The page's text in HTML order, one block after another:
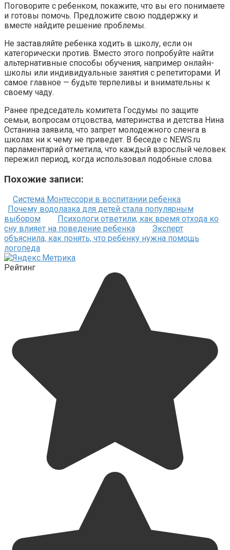
Поговорите с ребенком, покажите, что вы его понимаете
и готовы помочь. Предложите свою поддержку и
вместе найдите решение проблемы.
Не заставляйте ребенка ходить в школу, если он
категорически против. Вместо этого попробуйте найти
альтернативные способы обучения, например онлайн-
школы или индивидуальные занятия с репетиторами. И
самое главное — будьте терпеливы и внимательны к
своему чаду.
Ранее председатель комитета Госдумы по защите
семьи, вопросам отцовства, материнства и детства Нина
Останина заявила, что запрет молодежного сленга в
школах ни к чему не приведет. В беседе с NEWS.ru
парламентарий отметила, что каждый взрослый человек
пережил период, когда использовал подобные слова.
Похожие записи:
Система Монтессори в воспитании ребенка
Почему водолазка для детей стала популярным
выбором
Психологи ответили, как время отхода ко
сну влияет на поведение ребенка
Эксперт
объяснила, как понять, что ребенку нужна помощь
логопеда
Рейтинг